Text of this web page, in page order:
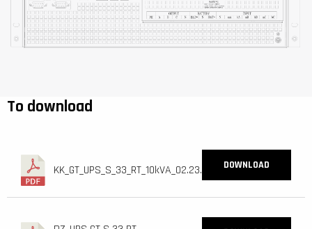
To download
KK_GT_UPS_S_33_RT_10kVA_02.23.pdf DOWNLOAD